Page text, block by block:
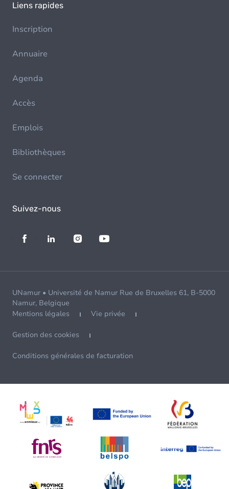
Liens rapides
Inscription
Annuaire
Agenda
Accès
Emplois
Bibliothèques
Se connecter
Suivez-nous
UNamur • Université de Namur Rue de Bruxelles 61, B-5000
Namur, Belgique
Mentions légales
Vie privée
Gestion des cookies
Conditions générales de facturation